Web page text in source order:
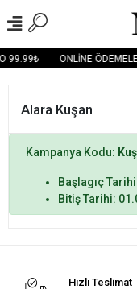
99.99₺ ONLİNE
Alara Kuşan
Kampanya Kodu:
Başlagıç
Bitiş Tarihi:
Hızlı Teslimat